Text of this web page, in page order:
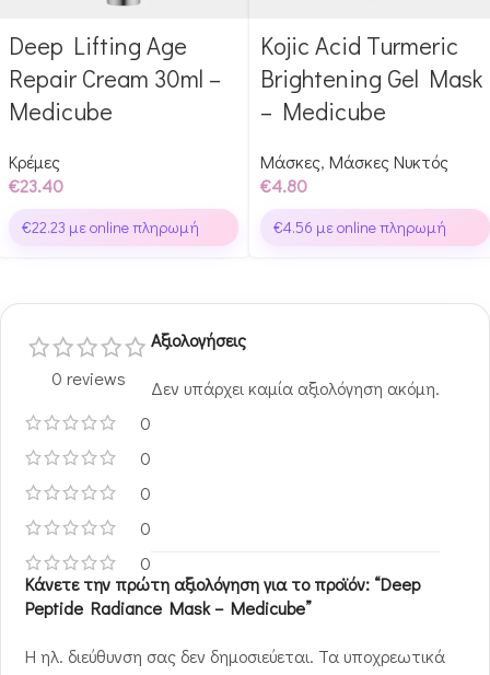
Αγόρασε & κέρδισε 234
Glow Points!
Deep Lifting Age
Repair Cream 30ml –
Medicube
Κρέμες
€23.40
€22.23 με online πληρωμή
Αγόρασε & κέρδισε 48
Glow Points!
Kojic Acid Turmeric
Brightening Gel Mask
– Medicube
Μάσκες, Μάσκες Νυκτός
€4.80
€4.56 με online πληρωμή
0 reviews
0
0
0
0
0
Αξιολογήσεις
Δεν υπάρχει καμία αξιολόγηση ακόμη.
Κάνετε την πρώτη αξιολόγηση για το προϊόν: “Deep
Peptide Radiance Mask – Medicube”
Η ηλ. διεύθυνση σας δεν δημοσιεύεται. Τα υποχρεωτικά